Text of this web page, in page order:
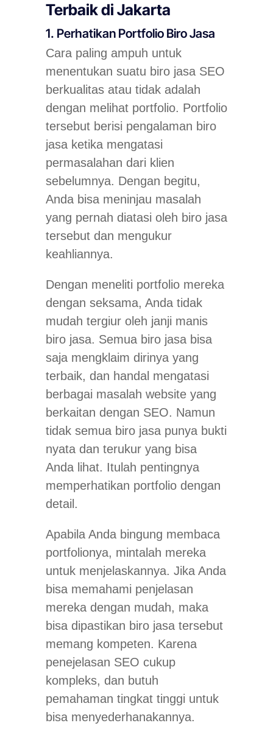
Terbaik di Jakarta
1. Perhatikan Portfolio Biro Jasa
Cara paling ampuh untuk
menentukan suatu biro jasa SEO
berkualitas atau tidak adalah
dengan melihat portfolio. Portfolio
tersebut berisi pengalaman biro
jasa ketika mengatasi
permasalahan dari klien
sebelumnya. Dengan begitu,
Anda bisa meninjau masalah
yang pernah diatasi oleh biro jasa
tersebut dan mengukur
keahliannya.
Dengan meneliti portfolio mereka
dengan seksama, Anda tidak
mudah tergiur oleh janji manis
biro jasa. Semua biro jasa bisa
saja mengklaim dirinya yang
terbaik, dan handal mengatasi
berbagai masalah website yang
berkaitan dengan SEO. Namun
tidak semua biro jasa punya bukti
nyata dan terukur yang bisa
Anda lihat. Itulah pentingnya
memperhatikan portfolio dengan
detail.
Apabila Anda bingung membaca
portfolionya, mintalah mereka
untuk menjelaskannya. Jika Anda
bisa memahami penjelasan
mereka dengan mudah, maka
bisa dipastikan biro jasa tersebut
memang kompeten. Karena
penejelasan SEO cukup
kompleks, dan butuh
pemahaman tingkat tinggi untuk
bisa menyederhanakannya.